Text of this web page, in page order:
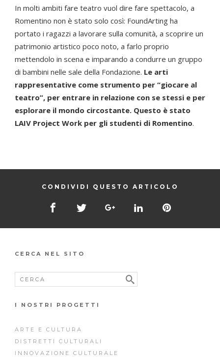
In molti ambiti fare teatro vuol dire fare spettacolo, a
Romentino non è stato solo così: FoundArting ha
portato i ragazzi a lavorare sulla comunità, a scoprire un
patrimonio artistico poco noto, a farlo proprio
mettendolo in scena e imparando a condurre un gruppo
di bambini nelle sale della Fondazione. Le arti
rappresentative come strumento per “giocare al
teatro”, per entrare in relazione con se stessi e per
esplorare il mondo circostante. Questo è stato
LAIV Project Work per gli studenti di Romentino.
CONDIVIDI QUESTO ARTICOLO
CERCA NEL SITO
I NOSTRI PROGETTI
ARTE E CULTURA
DISTRETTI CULTURALI
INNOVAZIONE CULTURALE